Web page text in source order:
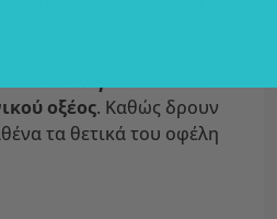
οξέος. Καθώς δρουν
τα θετικά του οφέλη